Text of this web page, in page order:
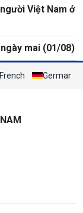
Việt Nam ở
mai (01/08)
French German